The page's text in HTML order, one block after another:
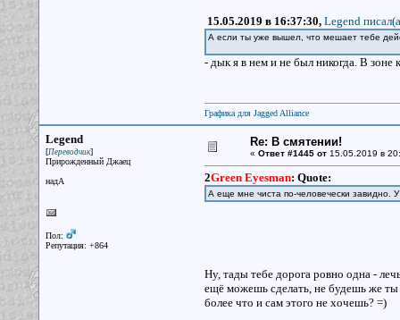
15.05.2019 в 16:37:30, Legend
А если ты уже вышел, что мешает тебе
- дык я в нем и не был никогда. В зоне
Графика для Jagged Alliance
Legend
[Переводчик]
Прирожденный Джаец
надА
Пол:
Репутация: +864
Re: В смятении!
« Ответ #1445 от15.05.2019 в
2Green Eyesman: Quote:
А еще мне чиста по-человечески завидно.
Ну, тады тебе дорога ровно одна -
ещё можешь сделать, не будешь же ты
более что и сам этого не хочешь? =)